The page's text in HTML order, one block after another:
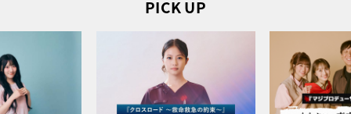
PICK UP